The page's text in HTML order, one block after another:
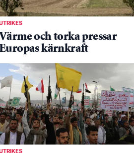
Värme och torka pressar
kärnkraft